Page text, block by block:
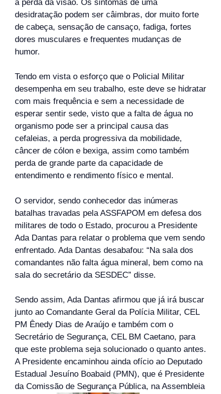
a perda da visão. Os sintomas de uma
desidratação podem ser câimbras, dor muito forte
de cabeça, sensação de cansaço, fadiga, fortes
dores musculares e frequentes mudanças de
humor.
Tendo em vista o esforço que o Policial Militar
desempenha em seu trabalho, este deve se hidratar
com mais frequência e sem a necessidade de
esperar sentir sede, visto que a falta de água no
organismo pode ser a principal causa das
cefaleias, a perda progressiva da mobilidade,
câncer de cólon e bexiga, assim como também
perda de grande parte da capacidade de
entendimento e rendimento físico e mental.
O servidor, sendo conhecedor das inúmeras
batalhas travadas pela ASSFAPOM em defesa dos
militares de todo o Estado, procurou a Presidente
Ada Dantas para relatar o problema que vem sendo
enfrentado. Ada Dantas desabafou: “Na sala dos
comandantes não falta água mineral, bem como na
sala do secretário da SESDEC” disse.
Sendo assim, Ada Dantas afirmou que já irá buscar
junto ao Comandante Geral da Polícia Militar, CEL
PM Ênedy Dias de Araújo e também com o
Secretário de Segurança, CEL BM Caetano, para
que este problema seja solucionado o quanto antes.
A Presidente encaminhou ainda ofício ao Deputado
Estadual Jesuíno Boabaid (PMN), que é Presidente
da Comissão de Segurança Pública, na Assembleia